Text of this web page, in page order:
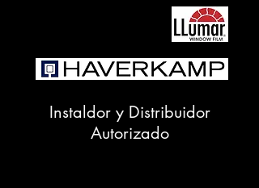
Instaldor y Distribuidor
Autorizado